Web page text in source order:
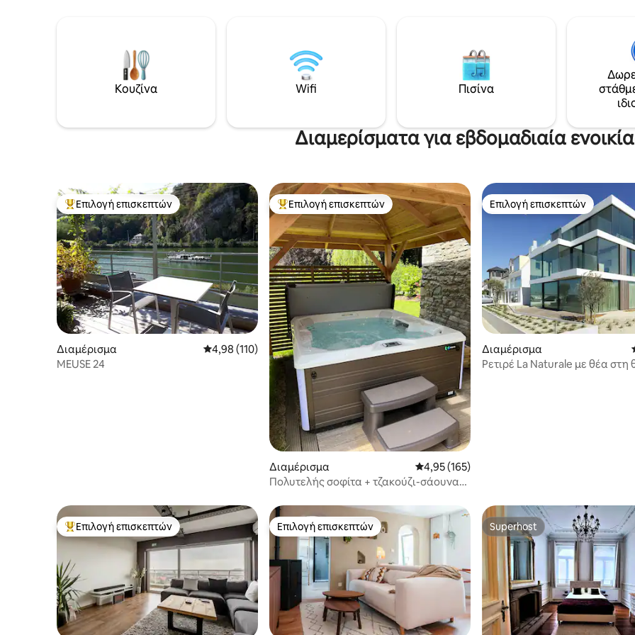
Ένα πολυτελές υπέρδιπλο κρεβάτι,
Εξαιρετικά γρήγορο ίντερνετ με οπτικές
ίνες – ιδανικό για εργασία, streaming
και βιντεοκλήσεις. Συνεχίστε να
πληροφορίες...
μετά από μια μέρα στα αξιοθέατα ή
χαλαρώστε με ένα ποτήρι κρασί στο
κομψό καταφύγιο της πόλης σας. Κάντε
απολαύσετε όλη την άνεση
χαλάρωση. - Διατίθεται
στάθμευσης με 2 αυτοκίνητα
ιδιωτικά κουτιά γκαράζ. -
φόρτισης στα 500 μέτρα. -
πραγματοποιήσετε την άφιξή
Κουζίνα Wifi Πισίνα
Διαμερίσματα για εβδομαδιαία
Κορυφαία επιλογή επισκεπτών
Επιλογή επισκεπτών
Διαμέρισμα Μέση βαθμολογία: 4,98 στα 5, 110 κριτικές
4,98 (110)
MEUSE 24
Κορυφαία επιλογή επισκεπτών
Επιλογή επισκεπτών
Διαμέρισμα Μέση βαθμολογία: 4,95 στα 5, 165 κριτικές
4,95 (165)
Πολυτελής σοφίτα + τζακούζι-σάουνα
Επιλογή επισκεπτών
Επιλογή επισκεπτών
Διαμέρισμα
Ρετιρέ La Naturale με θέα
Κορυφαία επιλογή επισκεπτών
Επιλογή επισκεπτών Επιλογή επισκεπτών
Επιλογή επισκεπτών Superhost
Superhost